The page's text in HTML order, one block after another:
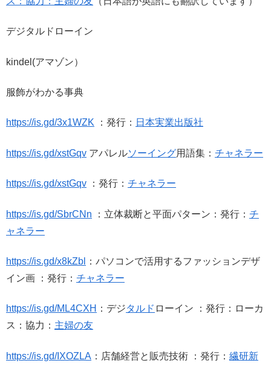
デジタルドローイン
kindel(アマゾン）
服飾がわかる事典
https://is.gd/3x1WZK ：発行： 日本実業出版社
https://is.gd/xstGqv アパレルソーイング用語集： チャネラー
https://is.gd/xstGqv ：発行： チャネラー
https://is.gd/SbrCNn ：立体裁断と平面パターン：発行： チ
ャネラー
https://is.gd/x8kZbl
：パソコンで活用するファッションデザ
イン画 ：発行： チャネラー
https://is.gd/ML4CXH ：デジタルド ローイン ：発行：ローカ
ス：協力： 主婦の友
https://is.gd/IXOZLA ：店舗経営と販売技術 ：発行： 繊研新